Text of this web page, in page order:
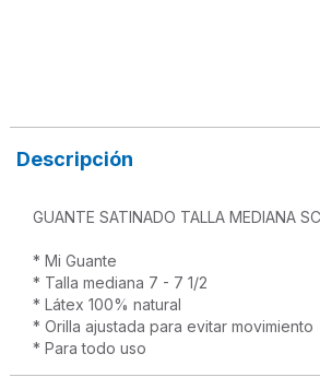
Descripción
GUANTE SATINADO TALLA MEDIANA
* Mi Guante
* Talla mediana 7 - 7 1/2
* Látex 100% natural
* Orilla ajustada para evitar movimiento
* Para todo uso